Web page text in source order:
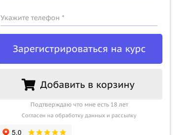
Укажите телефон *
Зарегистрироваться на курс
Добавить в корзину
Подтверждаю что мне есть 18 лет
Согласен на обработку данных и рассылку